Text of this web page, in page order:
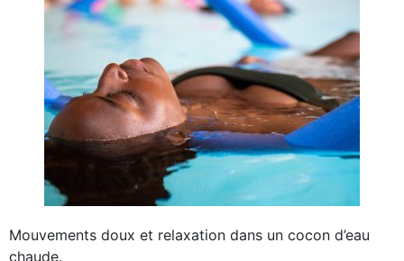
Mouvements doux et relaxation dans un cocon d’eau
chaude.